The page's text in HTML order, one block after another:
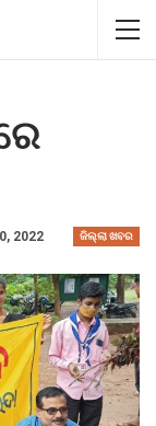
ଜିଲ୍ଲା ଖବର
2022